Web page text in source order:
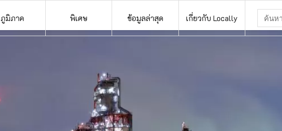
ภูมิภาค พิเศษ ข้อมูลล่าสุด เกี่ยวกับ Locally